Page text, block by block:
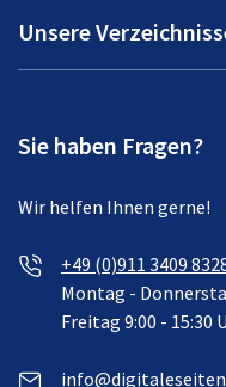
Unsere
Sie haben Fragen?
Wir helfen Ihnen gerne!
+49 (0)911 3409
Montag -
Freitag 9:00 - 15:30